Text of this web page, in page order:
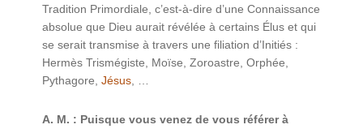
Tradition Primordiale, c’est-à-dire d’une Connaissance
absolue que Dieu aurait révélée à certains Élus et qui
se serait transmise à travers une filiation d’Initiés :
Hermès Trismégiste, Moïse, Zoroastre, Orphée,
Pythagore,Jésus
A. M. : Puisque vous venez de vous référer à